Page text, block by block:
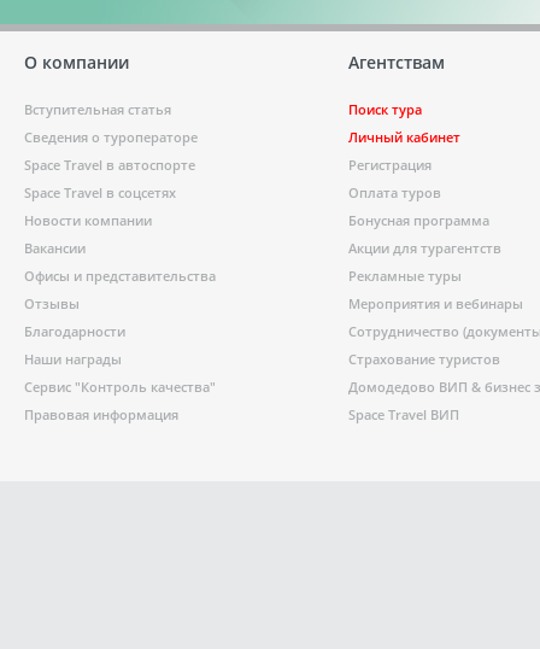
О компании
Вступительная статья
Сведения о туроператоре
Space Travel в автоспорте
Space Travel в соцсетях
Новости компании
Вакансии
Офисы и представительства
Отзывы
Благодарности
Наши награды
Сервис "Контроль качества"
Правовая информация
Агентствам
Поиск тура
Личный кабинет
Регистрация
Оплата туров
Бонусная программа
Акции для турагентств
Рекламные туры
Мероприятия и вебинары
Сотрудничество
Страхование туристов
Домодедово ВИП & бизнес
Space Travel ВИП